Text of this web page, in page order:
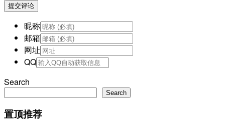
提交评论
昵称
邮箱
网址
QQ
Search
Search
置顶推荐